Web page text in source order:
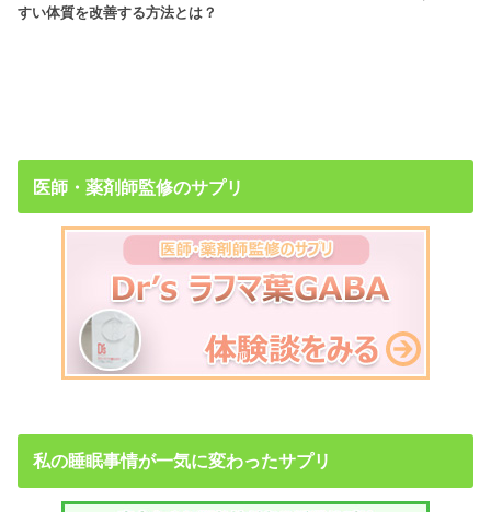
すい体質を改善する方法とは？
医師・薬剤師監修のサプリ
私の睡眠事情が一気に変わったサプリ